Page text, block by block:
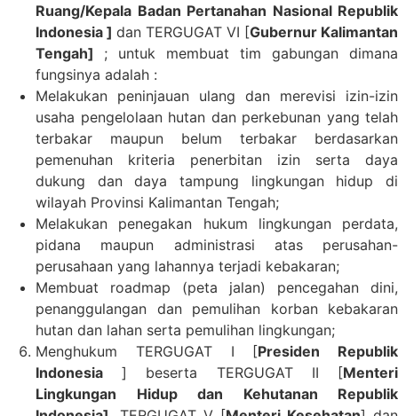
Ruang/Kepala Badan Pertanahan Nasional Republik
Indonesia ] dan TERGUGAT VI [Gubernur Kalimantan
Tengah] ; untuk membuat tim gabungan dimana
fungsinya adalah :
Melakukan peninjauan ulang dan merevisi izin-izin
usaha pengelolaan hutan dan perkebunan yang telah
terbakar maupun belum terbakar berdasarkan
pemenuhan kriteria penerbitan izin serta daya
dukung dan daya tampung lingkungan hidup di
wilayah Provinsi Kalimantan Tengah;
Melakukan penegakan hukum lingkungan perdata,
pidana maupun administrasi atas perusahan-
perusahaan yang lahannya terjadi kebakaran;
Membuat roadmap (peta jalan) pencegahan dini,
penanggulangan dan pemulihan korban kebakaran
hutan dan lahan serta pemulihan lingkungan;
Menghukum TERGUGAT I [Presiden Republik
Indonesia ] beserta TERGUGAT II [Menteri
Lingkungan Hidup dan Kehutanan Republik